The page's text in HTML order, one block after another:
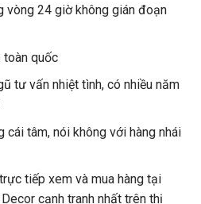
vòng 24 giờ không gián đoạn
quốc
tư vấn nhiệt tình, có nhiều năm
cái tâm, nói không với hàng nhái
tiếp xem và mua hàng tại
cạnh tranh nhất trên thị